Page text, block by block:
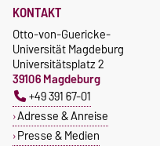
KONTAKT
Otto-von-Guericke-
Universität Magdeburg
Universitätsplatz 2
39106 Magdeburg
+49 391 67-01
Adresse & Anreise
Presse & Medien